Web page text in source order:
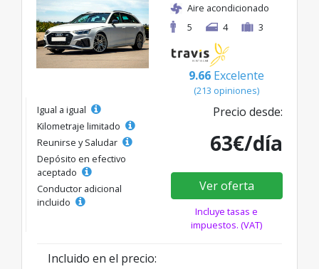
Aire acondicionado
5
4 3
9.66 Excelente
(213 opiniones)
Igual a igual
Kilometraje limitado
Reunirse y Saludar
Depósito en efectivo
aceptado
Conductor adicional
incluido
Precio desde:
63€/día
Ver oferta
Incluye tasas e
impuestos. (VAT)
Incluido en el precio: